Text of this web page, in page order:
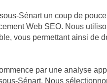
Sénart un coup de
Web SEO. Nous
vous permettant ainsi de
par une analyse
Sénart. Nous